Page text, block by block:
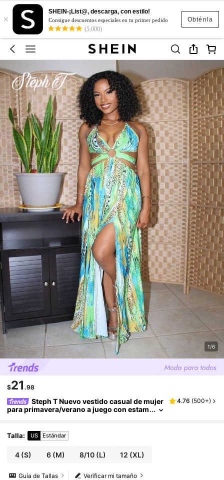
Obténla
×
SHEIN-¡List@, descarga, con estilo!
Consigue descuentos especiales en tu primer pedido
(5,000)
1/6
$21 .98
Steph T Nuevo vestido casual de mujer
para primavera/verano a juego con estam
io, cumpleaños, graduación, uso diario, vacac
iones, cruceros, playa, fiestas de tomar el sol
4.76 (500+)
Talla: US Estándar
4 (S) 6 (M) 8/10(L) 12 (XL)
Verificar mi tamaño
Guía de Tallas